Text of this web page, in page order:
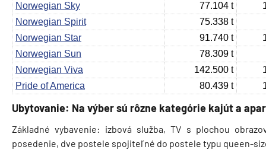
Norwegian Sky
77.104 t
Norwegian Spirit
75.338 t
Norwegian Star
91.740 t
Norwegian Sun
78.309 t
Norwegian Viva
142.500 t
Pride of America
80.439 t
Ubytovanie: Na výber sú rôzne kategórie kajút a
Základné vybavenie: izbová služba, TV s plochou
posedenie, dve postele spojiteľné do postele typu queen-